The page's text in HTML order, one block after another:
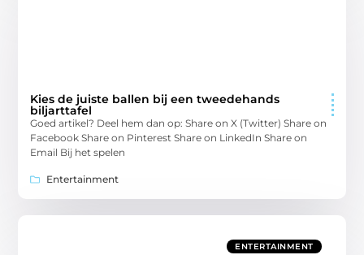
Kies de juiste ballen bij een tweedehands
biljarttafel
Goed artikel? Deel hem dan op: Share on X (Twitter) Share on
Facebook Share on Pinterest Share on LinkedIn Share on
Email Bij het spelen
Entertainment
ENTERTAINMENT